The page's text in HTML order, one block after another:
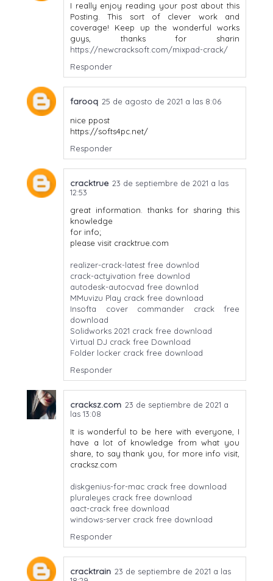
I really enjoy reading your post about this
Posting. This sort of clever work and
coverage! Keep up the wonderful works
guys, thanks for sharin
https://newcracksoft.com/mixpad-crack/
Responder
farooq 25 de agosto de 2021 a las 8:06
nice ppost
https://softs4pc.net/
Responder
cracktrue 23 de septiembre de 2021 a las
12:53
great information. thanks for sharing this
knowledge
for info;
please visit cracktrue.com
realizer-crack-latest free downlod
crack-actyivation free downlod
autodesk-autocvad free downlod
MMuvizu Play crack free download
Insofta cover commander crack free
download
Solidworks 2021 crack free download
Virtual DJ crack free Download
Folder locker crack free download
Responder
cracksz.com 23 de septiembre de 2021 a
las 13:08
It is wonderful to be here with everyone, I
have a lot of knowledge from what you
share, to say thank you, for more info visit,
cracksz.com
diskgenius-for-mac crack free download
pluraleyes crack free download
aact-crack free download
windows-server crack free download
Responder
cracktrain 23 de septiembre de 2021 a las